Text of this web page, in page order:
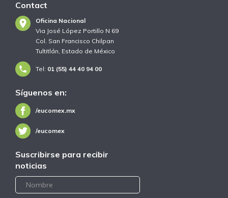
Contact
Oficina Nacional
Via José López Portillo N 69
Col. San Francisco Chilpan
Tultitlán, Estado de México
Tel: 01 (55) 44 40 94 00
Síguenos en:
/eucomex.mx
/eucomex
Suscribirse para recibir
noticias